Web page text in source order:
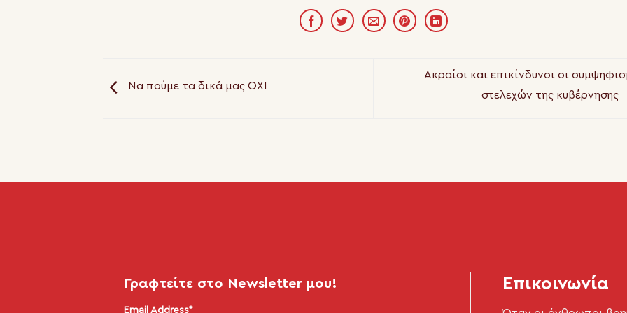
Να πούμε τα δικά μας ΟΧΙ
Ακραίοι και επικίνδυνοι οι
στελεχών της κυβέρνησης
Γραφτείτε στο Newsletter μου!
Email Address*
Επικοινωνία